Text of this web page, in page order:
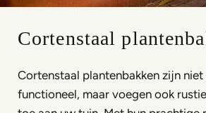
Cortenstaal
Cortenstaal plantenbakken zijn niet
functioneel, maar voegen ook